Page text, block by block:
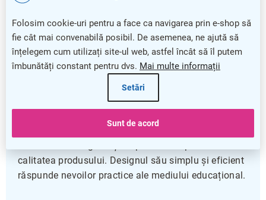
Folosim cookie-uri pentru a face ca navigarea prin e-shop să
fie cât mai convenabilă posibil. De asemenea, ne ajută să
înțelegem cum utilizați site-ul web, astfel încât să îl putem
îmbunătăți constant pentru dvs. Mai multe informații
Setări
Sunt de acord
ideală pentru orice clasă, oferind un spațiu generos
și stabil pentru activitățile școlare. Dimensiunile bine
alese, cu o lungime de 130 cm și o adâncime de 50
cm, asigură confort și funcționalitate pentru elevi.
Podeaua robustă este realizată cu o grosime a
calitatea produsului. Designul său simplu și eficient
răspunde nevoilor practice ale mediului educațional.